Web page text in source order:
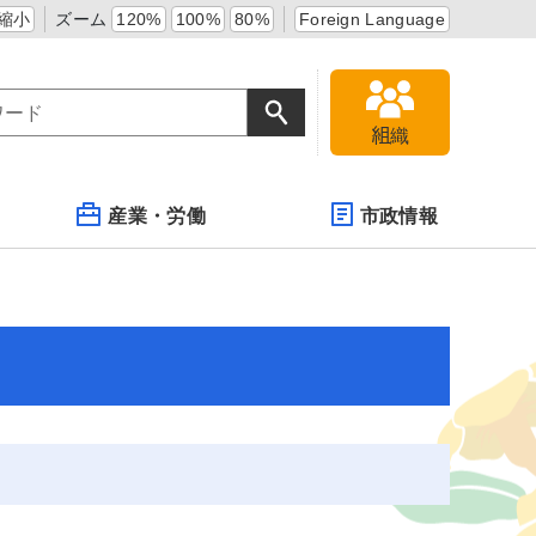
小 ズーム 120% 100% 80% Foreign Language
組織
産業・労働 市政情報